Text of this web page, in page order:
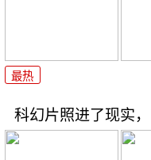
最热
科幻片照进了现实